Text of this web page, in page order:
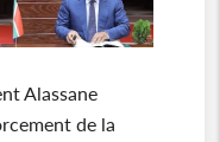
Alassane
de la